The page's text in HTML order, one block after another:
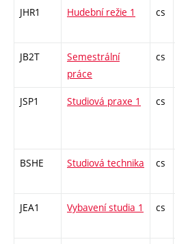
JHR1 Hudební režie 1 cs
JB2T
Semestrální
práce
cs
JSP1 Studiová praxe 1 cs
BSHE Studiová technika cs
JEA1 Vybavení studia 1 cs